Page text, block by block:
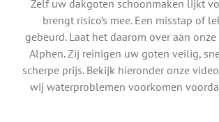
Zelf uw dakgoten schoonmaken lijkt
brengt risico’s mee. Een misstap of
gebeurd. Laat het daarom over aan
Alphen. Zij reinigen uw goten veilig,
scherpe prijs. Bekijk hieronder onze
wij waterproblemen voorkomen